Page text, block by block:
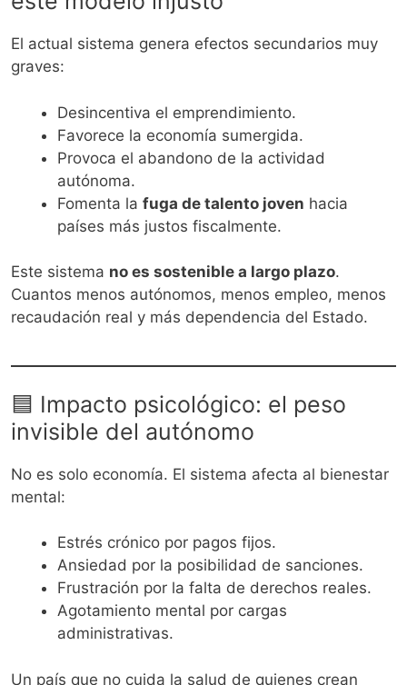
El actual sistema genera efectos secundarios muy
graves:
Desincentiva el emprendimiento.
Favorece la economía sumergida.
Provoca el abandono de la actividad
autónoma.
Fomenta la fuga de talento joven hacia
países más justos fiscalmente.
Este sistema no es sostenible a largo plazo.
Cuantos menos autónomos, menos empleo, menos
recaudación real y más dependencia del Estado.
🟦 Impacto psicológico: el peso
invisible del autónomo
No es solo economía. El sistema afecta al bienestar
mental:
Estrés crónico por pagos fijos.
Ansiedad por la posibilidad de sanciones.
Frustración por la falta de derechos reales.
Agotamiento mental por cargas
administrativas.
Un país que no cuida la salud de quienes crean